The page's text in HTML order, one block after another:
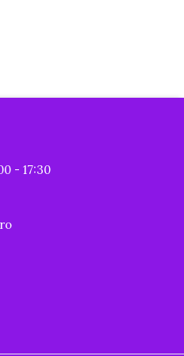
- 17:30